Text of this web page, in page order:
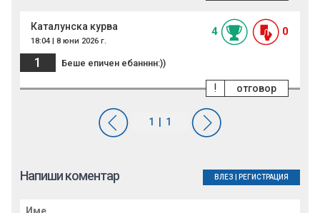
Каталунска курва
18:04 | 8 юни 2026 г.
4 0
1 Беше епичен ебанннн:))
отговор
!
Напиши коментар ВЛЕЗ РЕГИСТРАЦИЯ